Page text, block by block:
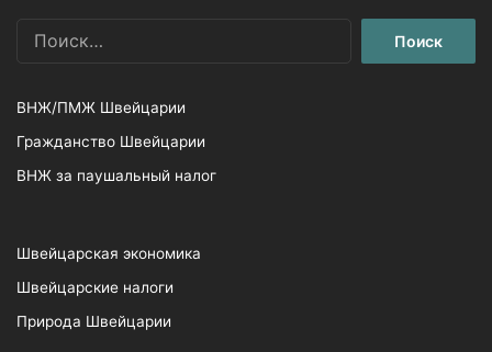
ВНЖ/ПМЖ Швейцарии
Гражданство Швейцарии
ВНЖ за паушальный налог
Швейцарская экономика
Швейцарские налоги
Природа Швейцарии